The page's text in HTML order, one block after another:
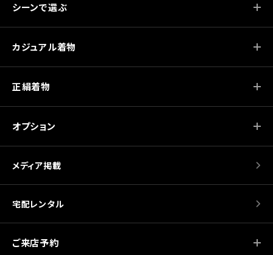
シーンで選ぶ
カジュアル着物
正絹着物
オプション
メディア掲載
宅配レンタル
ご来店予約